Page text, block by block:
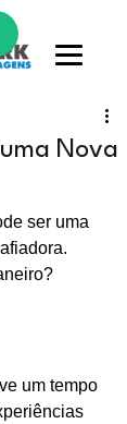
Nova
ser uma
um tempo